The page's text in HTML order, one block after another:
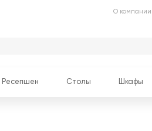
О компании
Ресепшен Столы Шкафы